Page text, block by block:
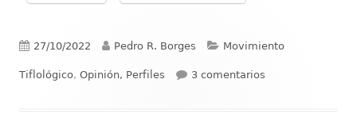
Publicado
el
27/10/2022 Autor
Pedro R. Borges Categorías
Movimiento
Tiflológico, Opinión, Perfiles 3 comentarios